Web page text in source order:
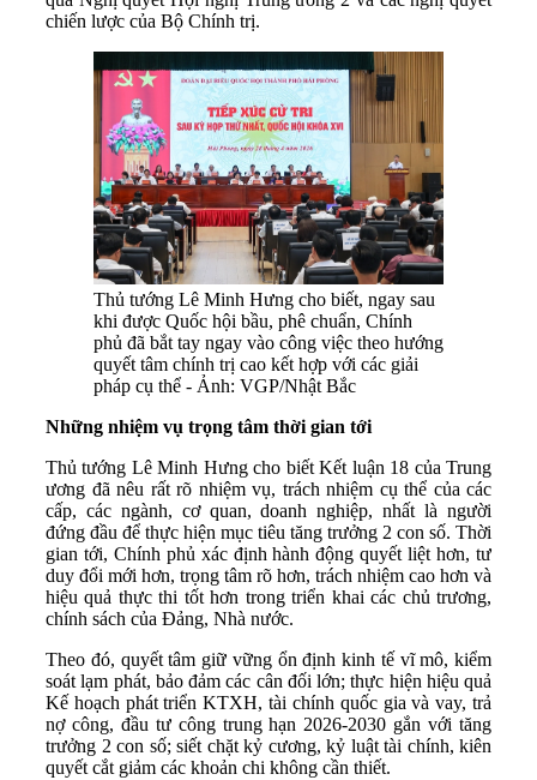
chiến lược của Bộ Chính trị.
Thủ tướng Lê Minh Hưng cho biết, ngay sau
khi được Quốc hội bầu, phê chuẩn, Chính
phủ đã bắt tay ngay vào công việc theo hướng
quyết tâm chính trị cao kết hợp với các giải
pháp cụ thể - Ảnh: VGP/Nhật Bắc
Những nhiệm vụ trọng tâm thời gian tới
Thủ tướng Lê Minh Hưng cho biết Kết luận 18 của Trung
ương đã nêu rất rõ nhiệm vụ, trách nhiệm cụ thể của các
cấp, các ngành, cơ quan, doanh nghiệp, nhất là người
đứng đầu để thực hiện mục tiêu tăng trưởng 2 con số. Thời
gian tới, Chính phủ xác định hành động quyết liệt hơn, tư
duy đổi mới hơn, trọng tâm rõ hơn, trách nhiệm cao hơn và
hiệu quả thực thi tốt hơn trong triển khai các chủ trương,
chính sách của Đảng, Nhà nước.
Theo đó, quyết tâm giữ vững ổn định kinh tế vĩ mô, kiểm
soát lạm phát, bảo đảm các cân đối lớn; thực hiện hiệu quả
Kế hoạch phát triển KTXH, tài chính quốc gia và vay, trả
nợ công, đầu tư công trung hạn 2026-2030 gắn với tăng
trưởng 2 con số; siết chặt kỷ cương, kỷ luật tài chính, kiên
quyết cắt giảm các khoản chi không cần thiết.